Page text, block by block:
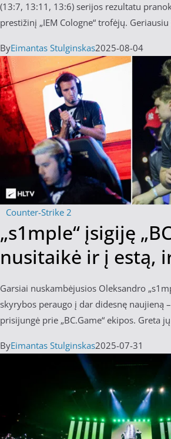
(13:7, 13:11, 13:6) serijos rezultatu
prestižinį „IEM Cologne“ trofėjų.
ByEimantas Stulginskas2025-08-04
Counter-Strike 2
„s1mple“ įsigiję
nusitaikė ir į estą,
Garsiai nuskambėjusios Oleksandro
skyrybos peraugo į dar didesnę naujieną
prisijungė prie „BC.Game“ ekipos. Greta
ByEimantas Stulginskas2025-07-31